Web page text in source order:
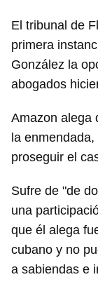
El tribunal de
primera
González la
abogados
Amazon alega
la
proseguir el
Sufre de "de
una
que él alega
cubano y no
a sabiendas e